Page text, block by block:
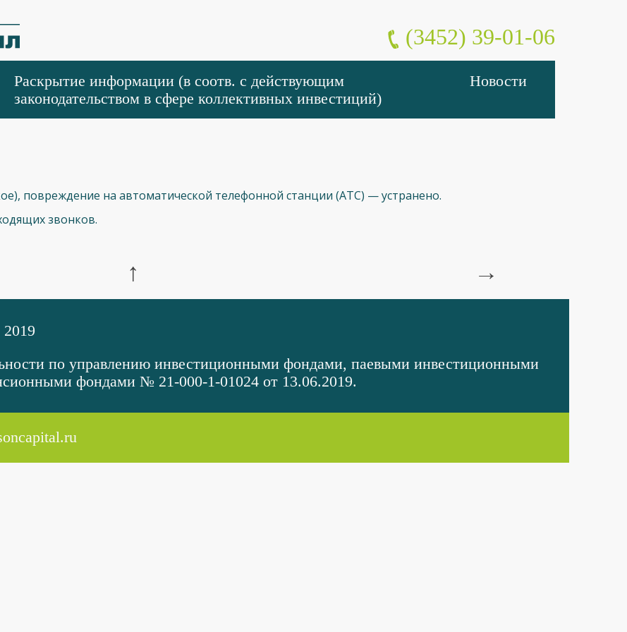
(3452) 39-01-06
Раскрытие информации (в соотв. с действующим
законодательством в сфере коллективных инвестиций)
Новости
повреждение на автоматической телефонной станции (АТС) — устранено.
звонков.
↑ →
по управлению инвестиционными фондами, паевыми инвестиционными
фондами № 21-000-1-01024 от 13.06.2019.